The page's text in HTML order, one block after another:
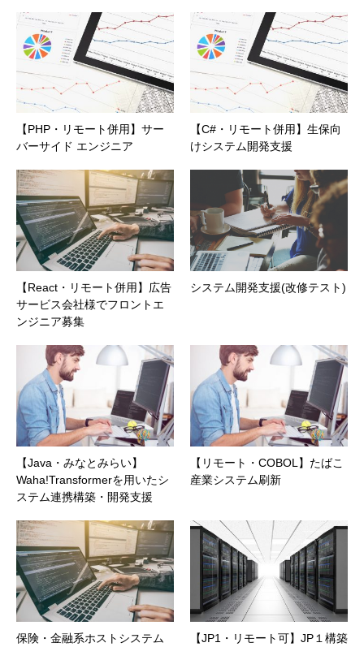
【PHP・リモート併用】サー
バーサイド エンジニア
【C#・リモート併用】生保向
けシステム開発支援
【React・リモート併用】広告
サービス会社様でフロントエ
ンジニア募集
システム開発支援(改修テスト)
【Java・みなとみらい】
Waha!Transformerを用いたシ
ステム連携構築・開発支援
【リモート・COBOL】たばこ
産業システム刷新
保険・金融系ホストシステム
【JP1・リモート可】JP１構築